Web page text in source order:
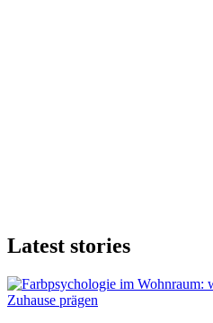
Latest stories